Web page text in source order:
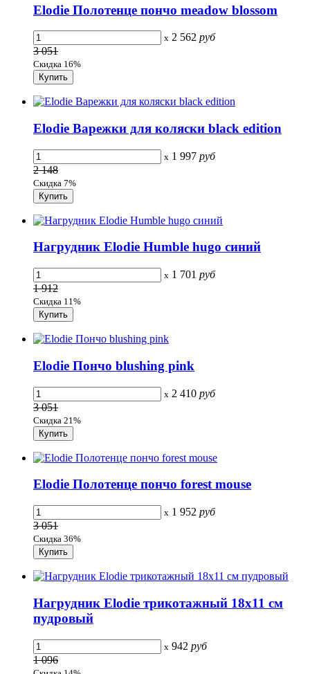
Elodie Полотенце пончо meadow blossom
x 2 562 руб
3 051
Скидка 16%
Elodie Варежки для коляски black edition
x 1 997 руб
2 148
Скидка 7%
Нагрудник Elodie Humble hugo синий
x 1 701 руб
1 912
Скидка 11%
Elodie Пончо blushing pink
x 2 410 руб
3 051
Скидка 21%
Elodie Полотенце пончо forest mouse
x 1 952 руб
3 051
Скидка 36%
Нагрудник Elodie трикотажный 18х11 см
пудровый
x 942 руб
1 096